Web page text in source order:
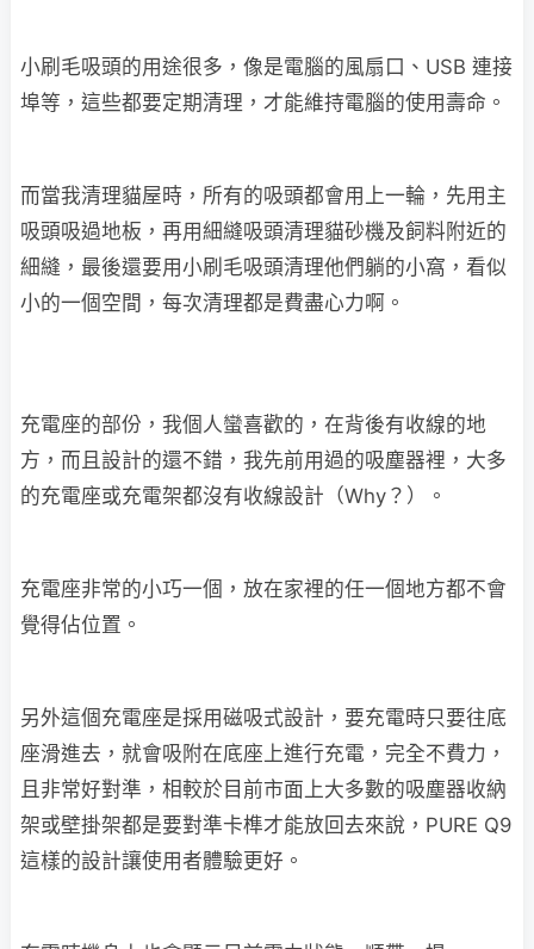
小刷毛吸頭的用途很多，像是電腦的風扇口、USB 連接
埠等，這些都要定期清理，才能維持電腦的使用壽命。
而當我清理貓屋時，所有的吸頭都會用上一輪，先用主
吸頭吸過地板，再用細縫吸頭清理貓砂機及飼料附近的
細縫，最後還要用小刷毛吸頭清理他們躺的小窩，看似
小的一個空間，每次清理都是費盡心力啊。
充電座的部份，我個人蠻喜歡的，在背後有收線的地
方，而且設計的還不錯，我先前用過的吸塵器裡，大多
的充電座或充電架都沒有收線設計（Why？）。
充電座非常的小巧一個，放在家裡的任一個地方都不會
覺得佔位置。
另外這個充電座是採用磁吸式設計，要充電時只要往底
座滑進去，就會吸附在底座上進行充電，完全不費力，
且非常好對準，相較於目前市面上大多數的吸塵器收納
架或壁掛架都是要對準卡榫才能放回去來說，PURE Q9
這樣的設計讓使用者體驗更好。